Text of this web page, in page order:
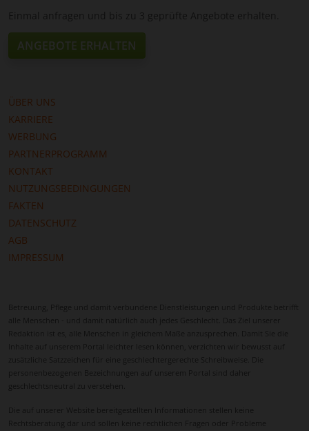
Einmal anfragen und bis zu 3 geprüfte Angebote erhalten.
ANGEBOTE ERHALTEN
ÜBER UNS
KARRIERE
WERBUNG
PARTNERPROGRAMM
KONTAKT
NUTZUNGSBEDINGUNGEN
FAKTEN
DATENSCHUTZ
AGB
IMPRESSUM
Betreuung, Pflege und damit verbundene Dienstleistungen und Produkte betrifft
alle Menschen - und damit natürlich auch jedes Geschlecht. Das Ziel unserer
Redaktion ist es, alle Menschen in gleichem Maße anzusprechen. Damit Sie die
Inhalte auf unserem Portal leichter lesen können, verzichten wir bewusst auf
zusätzliche Satzzeichen für eine geschlechtergerechte Schreibweise. Die
personenbezogenen Bezeichnungen auf unserem Portal sind daher
geschlechtsneutral zu verstehen.
Die auf unserer Website bereitgestellten Informationen stellen keine
Rechtsberatung dar und sollen keine rechtlichen Fragen oder Probleme